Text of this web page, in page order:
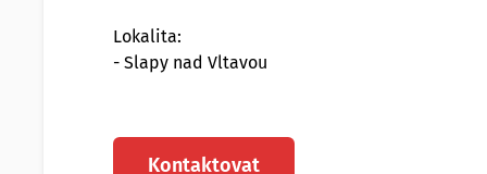
Lokalita:
- Slapy nad Vltavou
Kontaktovat